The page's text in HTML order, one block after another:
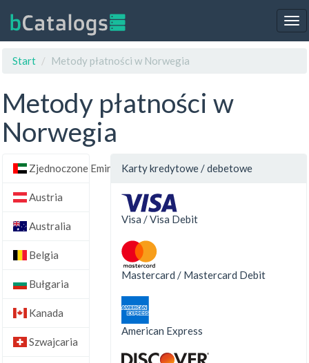
Start
Metody płatności w Norwegia
Metody płatności w
Norwegia
Zjednoczone Emiraty Arabskie
Austria
Australia
Belgia
Bułgaria
Kanada
Szwajcaria
Karty kredytowe / debetowe
Visa / Visa Debit
Mastercard / Mastercard Debit
American Express